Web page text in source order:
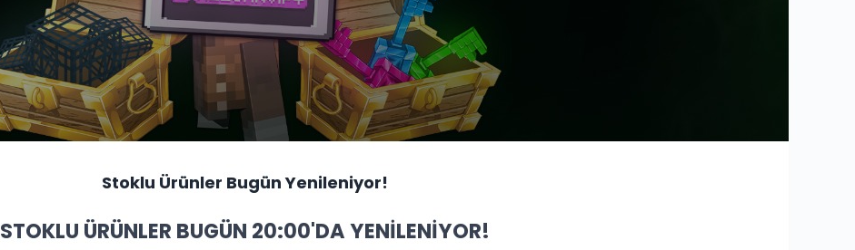
Stoklu Ürünler Bugün Yenileniyor!
STOKLU ÜRÜNLER BUGÜN 20:00'DA YENİLENİYOR!